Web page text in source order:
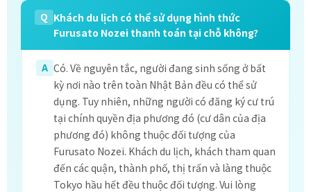
Q Khách du lịch có thể sử dụng hình thức
Furusato Nozei thanh toán tại chỗ không?
A Có. Về nguyên tắc, người đang sinh sống ở bất
kỳ nơi nào trên toàn Nhật Bản đều có thể sử
dụng. Tuy nhiên, những người có đăng ký cư trú
tại chính quyền địa phương đó (cư dân của địa
phương đó) không thuộc đối tượng của
Furusato Nozei. Khách du lịch, khách tham quan
đến các quận, thành phố, thị trấn và làng thuộc
Tokyo hầu hết đều thuộc đối tượng. Vui lòng